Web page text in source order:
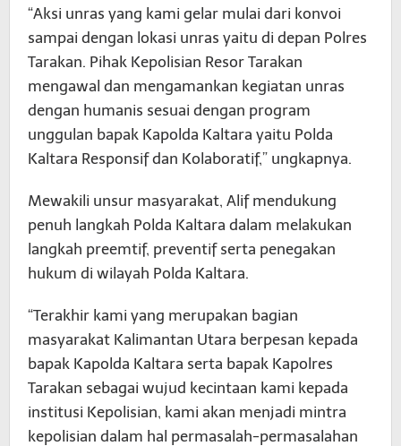
“Aksi unras yang kami gelar mulai dari konvoi
sampai dengan lokasi unras yaitu di depan Polres
Tarakan. Pihak Kepolisian Resor Tarakan
mengawal dan mengamankan kegiatan unras
dengan humanis sesuai dengan program
unggulan bapak Kapolda Kaltara yaitu Polda
Kaltara Responsif dan Kolaboratif,” ungkapnya.
Mewakili unsur masyarakat, Alif mendukung
penuh langkah Polda Kaltara dalam melakukan
langkah preemtif, preventif serta penegakan
hukum di wilayah Polda Kaltara.
“Terakhir kami yang merupakan bagian
masyarakat Kalimantan Utara berpesan kepada
bapak Kapolda Kaltara serta bapak Kapolres
Tarakan sebagai wujud kecintaan kami kepada
institusi Kepolisian, kami akan menjadi mintra
kepolisian dalam hal permasalah-permasalahan